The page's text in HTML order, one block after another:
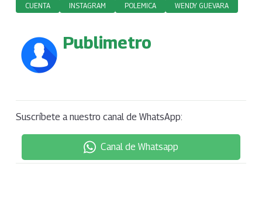
CUENTA INSTAGRAM POLEMICA WENDY GUEVARA
Publimetro
Suscríbete a nuestro canal de WhatsApp:
Canal de Whatsapp